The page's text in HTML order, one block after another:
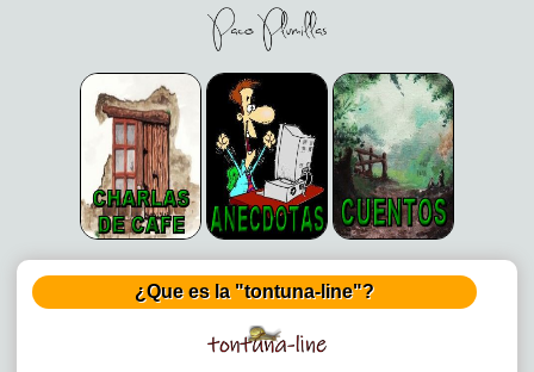
¿Que es la "tontuna-line"?